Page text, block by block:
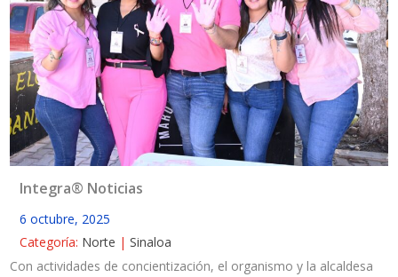
Integra® Noticias
6 octubre, 2025
Categoría: Norte |Sinaloa
Con actividades de concientización, el organismo y la alcaldesa